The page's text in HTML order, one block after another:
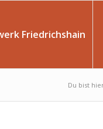
Friedrichshain
Du bist